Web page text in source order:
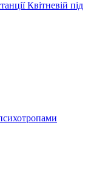
Квітневій під